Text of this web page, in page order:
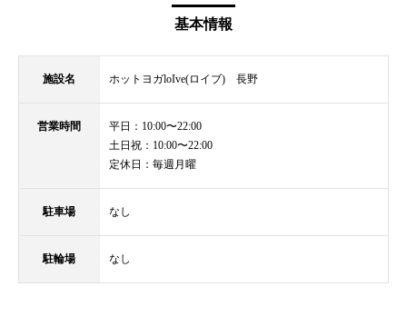
基本情報
施設名 ホットヨガloIve(ロイブ) 長野
営業時間
平日：10:00〜22:00
土日祝：10:00〜22:00
定休日：毎週月曜
駐車場 なし
駐輪場 なし